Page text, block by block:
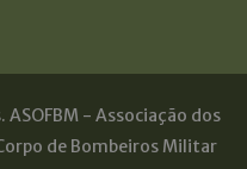
- Associação dos
de Bombeiros Militar